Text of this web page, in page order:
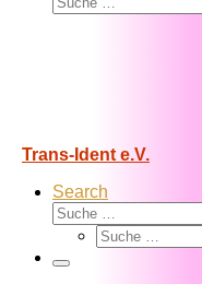
Trans-Ident e.V.
Search
Suche
Suche
Menü